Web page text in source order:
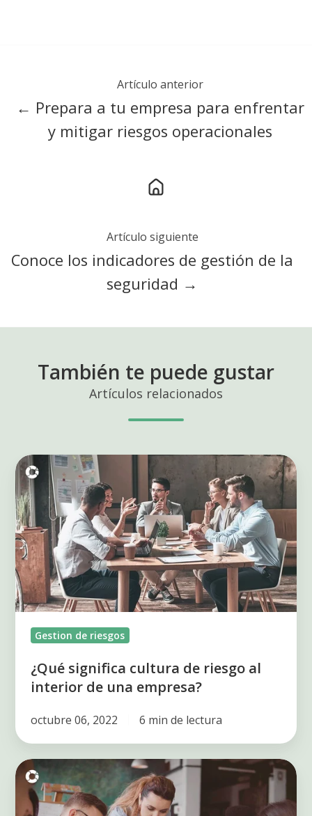
Artículo anterior
← Prepara a tu empresa para enfrentar
y mitigar riesgos operacionales
Artículo siguiente
Conoce los indicadores de gestión de la
seguridad →
También te puede gustar
Artículos relacionados
¿Qué
significa
cultura
de
riesgo
al
interior
de
empresa?
Gestion de riesgos
¿Qué significa cultura de riesgo al
interior de una empresa?
octubre 06, 2022 6 min de lectura
¿Cómo
implementar